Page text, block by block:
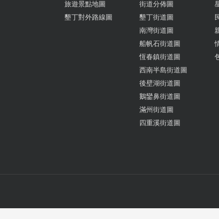
旅遊景點地圖
墾丁對外路線圖
街道分佈圖
墾丁街道圖
南灣街道圖
船帆石街道圖
恆春鎮街道圖
西南半島街道圖
後壁湖街道圖
鵝鑾鼻街道圖
滿州街道圖
四重溪街道圖